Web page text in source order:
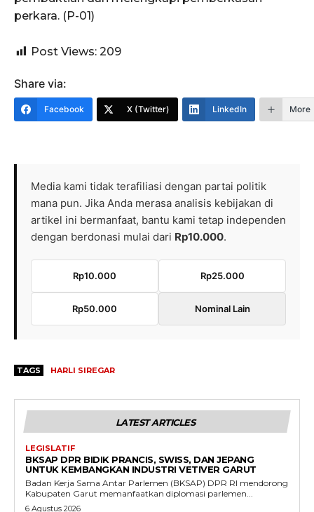
perkara. (P-01)
Post Views: 209
Share via:
Facebook X (Twitter) LinkedIn More
Media kami tidak terafiliasi dengan partai politik
mana pun. Jika Anda merasa analisis kebijakan di
artikel ini bermanfaat, bantu kami tetap independen
dengan berdonasi mulai dari Rp10.000.
Rp10.000 Rp25.000
Rp50.000 Nominal Lain
TAGS HARLI SIREGAR
LATEST ARTICLES
LEGISLATIF
BKSAP DPR BIDIK PRANCIS, SWISS, DAN JEPANG
UNTUK KEMBANGKAN INDUSTRI VETIVER GARUT
Badan Kerja Sama Antar Parlemen (BKSAP) DPR RI mendorong
Kabupaten Garut memanfaatkan diplomasi parlemen...
6 Agustus 2026